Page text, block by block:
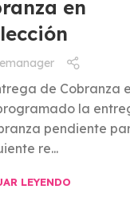
en
de Cobranza
la
pendiente
re...
LEYENDO